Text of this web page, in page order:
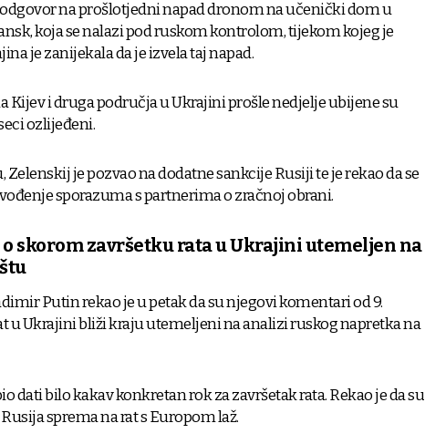
odgovor na prošlotjedni napad dronom na učenički dom u
koja se nalazi pod ruskom kontrolom, tijekom kojeg je
je zanijekala da je izvela taj napad.
Kijev i druga područja u Ukrajini prošle nedjelje ubijene su
ozlijeđeni.
Zelenskij je pozvao na dodatne sankcije Rusiji te je rekao da se
sporazuma s partnerima o zračnoj obrani.
skorom završetku rata u Ukrajini utemeljen na
Putin rekao je u petak da su njegovi komentari od 9.
u Ukrajini bliži kraju utemeljeni na analizi ruskog napretka na
dati bilo kakav konkretan rok za završetak rata. Rekao je da su
sprema na rat s Europom laž.